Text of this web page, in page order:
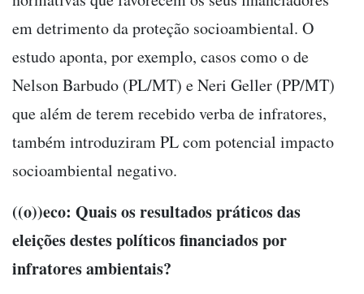
em detrimento da proteção socioambiental. O
estudo aponta, por exemplo, casos como o de
Nelson Barbudo (PL/MT) e Neri Geller (PP/MT)
que além de terem recebido verba de infratores,
também introduziram PL com potencial impacto
socioambiental negativo.
((o))eco: Quais os resultados práticos das
eleições destes políticos financiados por
infratores ambientais?